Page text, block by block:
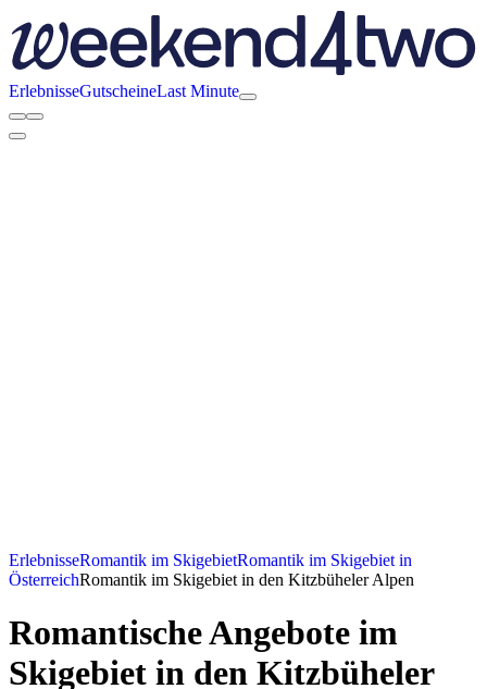
ErlebnisseGutscheineLast Minute
ErlebnisseRomantik im SkigebietRomantik im Skigebiet in
ÖsterreichRomantik im Skigebiet in den Kitzbüheler Alpen
Romantische Angebote im
Skigebiet in den Kitzbüheler